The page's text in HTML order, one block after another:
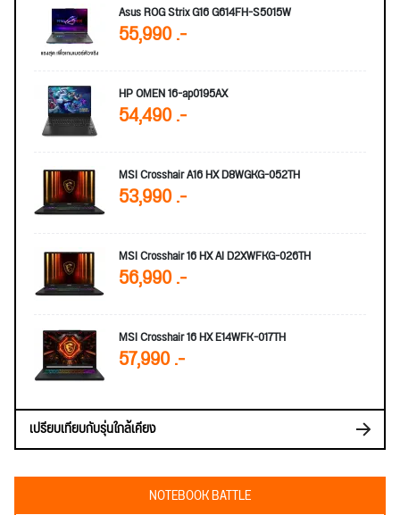
Asus ROG Strix G16 G614FH-S5015W
55,990 .-
HP OMEN 16-ap0195AX
54,490 .-
MSI Crosshair A16 HX D8WGKG-052TH
53,990 .-
MSI Crosshair 16 HX AI D2XWFKG-026TH
56,990 .-
MSI Crosshair 16 HX E14WFK-017TH
57,990 .-
เปรียบเทียบกับรุ่นใกล้เคียง
NOTEBOOK BATTLE